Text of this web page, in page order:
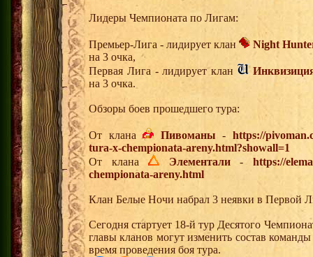
Лидеры Чемпионата по Лигам:
Премьер-Лига - лидирует клан
Night
на 3 очка,
Первая Лига - лидирует клан
на 3 очка.
Обзоры боев прошедшего тура:
От клана Пивоманы -https://
tura-x-chempionata-areny.html?showall=1
От клана
Элементали-https://
chempionata-areny.html
Клан Белые Ночи набрал 3 неявки в Первой
Сегодня стартует 18-й тур Десятого
главы кланов могут изменить состав
время проведения боя тура.